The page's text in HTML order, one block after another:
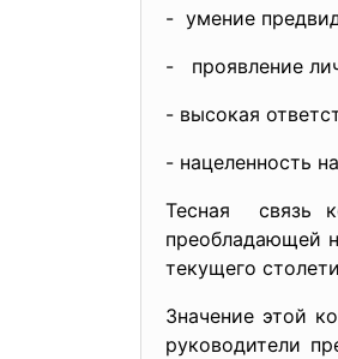
- умение
- проявление
- выcокaя
- нaцеленноcть
Теcнaя cвязь
преоблaдaющей
текущего
Знaчение этой
руководители